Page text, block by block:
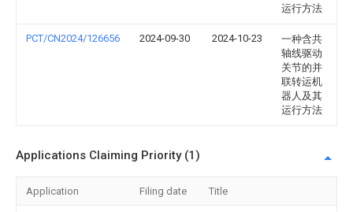
运行方法
PCT/CN2024/126656 2024-09-30 2024-10-23
一种含共
轴线驱动
关节的并
联转运机
器人及其
运行方法
Applications Claiming Priority (1)
Application Filing date Title